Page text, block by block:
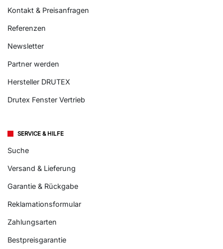
Kontakt & Preisanfragen
Referenzen
Newsletter
Partner werden
Hersteller DRUTEX
Drutex Fenster Vertrieb
SERVICE & HILFE
Suche
Versand & Lieferung
Garantie & Rückgabe
Reklamationsformular
Zahlungsarten
Bestpreisgarantie